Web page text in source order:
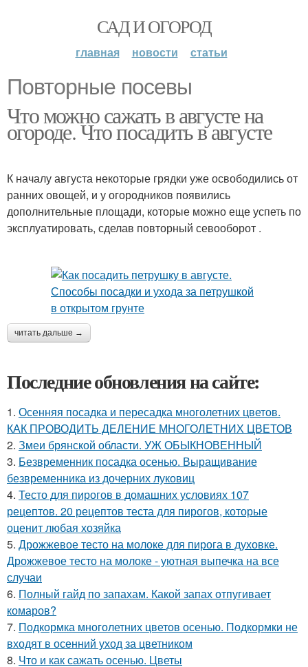
САД И ОГОРОД
главная новости статьи
Повторные посевы
Что можно сажать в августе на
огороде. Что посадить в августе
К началу августа некоторые грядки уже освободились от
ранних овощей, и у огородников появились
дополнительные площади, которые можно еще успеть по
эксплуатировать, сделав повторный севооборот .
читать дальше →
Последние обновления на сайте:
1. Осенняя посадка и пересадка многолетних цветов.
КАК ПРОВОДИТЬ ДЕЛЕНИЕ МНОГОЛЕТНИХ ЦВЕТОВ
2. Змеи брянской области. УЖ ОБЫКНОВЕННЫЙ
3. Безвременник посадка осенью. Выращивание
безвременника из дочерних луковиц
4. Тесто для пирогов в домашних условиях 107
рецептов. 20 рецептов теста для пирогов, которые
оценит любая хозяйка
5. Дрожжевое тесто на молоке для пирога в духовке.
Дрожжевое тесто на молоке - уютная выпечка на все
случаи
6. Полный гайд по запахам. Какой запах отпугивает
комаров?
7. Подкормка многолетних цветов осенью. Подкормки не
входят в осенний уход за цветником
8. Что и как сажать осенью. Цветы